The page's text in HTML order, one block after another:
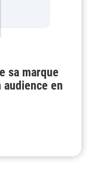
sa marque
en